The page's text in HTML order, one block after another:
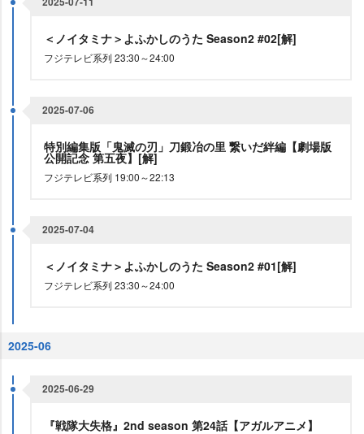
＜ノイタミナ＞よふかしのうた Season2 #02[解]
フジテレビ系列 23:30～24:00
2025-07-06
特別編集版「鬼滅の刃」刀鍛冶の里 繋いだ絆編【劇場版
公開記念 第五夜】[解]
フジテレビ系列 19:00～22:13
2025-07-04
＜ノイタミナ＞よふかしのうた Season2 #01[解]
フジテレビ系列 23:30～24:00
2025-06
2025-06-29
『戦隊大失格』2nd season 第24話【アガルアニメ】